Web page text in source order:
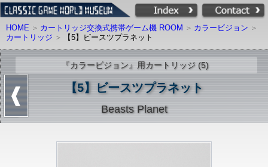
HOME カートリッジ交換式携帯ゲーム機 ROOM
カラービジョン
カートリッジ
【5】ビースツプラネット
『カラービジョン』用カートリッジ (5)
【5】ビースツプラネット
Beasts Planet